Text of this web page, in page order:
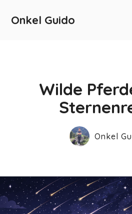
Onkel Guido
Wilde
Onkel